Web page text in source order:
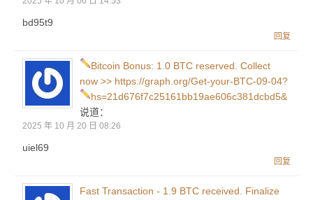
bd95t9
回复
Bitcoin Bonus: 1.0 BTC reserved. Collect
now >> https://graph.org/Get-your-BTC-09-04?
hs=21d676f7c25161bb19ae606c381dcbd5&
说道：
2025 年 10 月 20 日 08:26
uiel69
回复
Fast Transaction - 1.9 BTC received. Finalize